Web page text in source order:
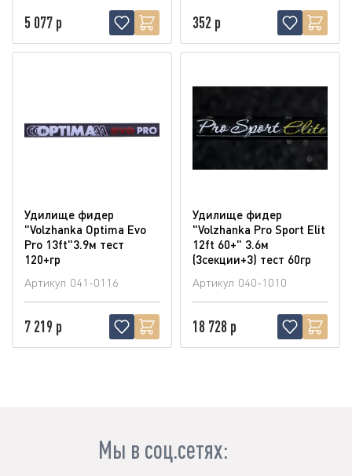
5 077 р 352 р
Удилище фидер
"Volzhanka Optima Evo
Pro 13ft"3.9м тест
120+гр
Артикул 041-0116
7 219 р
Удилище фидер
"Volzhanka Pro Sport Elit
12ft 60+" 3.6м
(3секции+3) тест 60гр
Артикул 040-1010
18 728 р
Мы в соц.сетях: